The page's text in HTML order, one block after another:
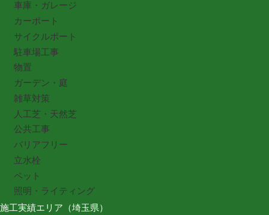
車庫・ガレージ
カーポート
サイクルポート
駐車場工事
物置
ガーデン・庭
雑草対策
人工芝・天然芝
公共工事
バリアフリー
立水栓
ペット
照明・ライティング
施工実績エリア（埼玉県）